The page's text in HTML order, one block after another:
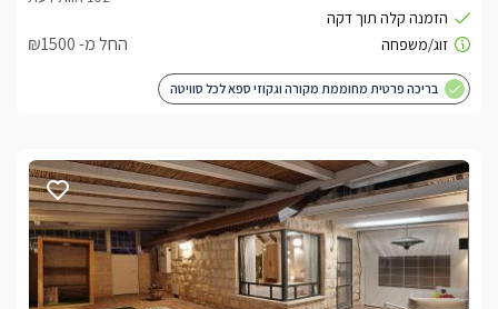
החל מ- ₪1500
בריכה פרטית מחוממת מקורה וגקוזי ספא לכל סוויטה